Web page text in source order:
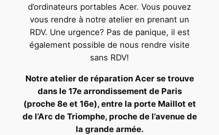
d’ordinateurs portables Acer. Vous pouvez
vous rendre à notre atelier en prenant un
RDV. Une urgence? Pas de panique, il est
également possible de nous rendre visite
sans RDV!
Notre atelier de réparation Acer se trouve
dans le 17e arrondissement de Paris
(proche 8e et 16e), entre la porte Maillot et
de l’Arc de Triomphe, proche de l’avenue de
la grande armée.